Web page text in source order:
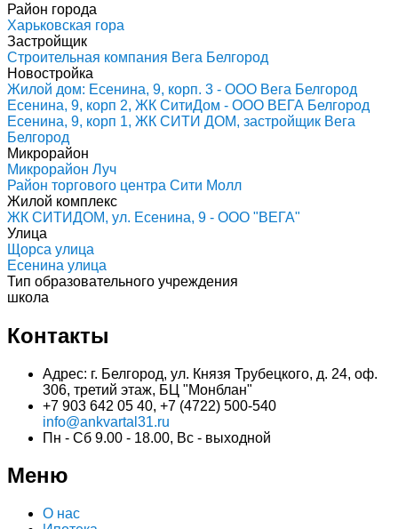
Район города
Харьковская гора
Застройщик
Строительная компания Вега Белгород
Новостройка
Жилой дом: Есенина, 9, корп. 3 - ООО Вега Белгород
Есенина, 9, корп 2, ЖК СитиДом - ООО ВЕГА Белгород
Есенина, 9, корп 1, ЖК СИТИ ДОМ, застройщик Вега
Белгород
Микрорайон
Микрорайон Луч
Район торгового центра Сити Молл
Жилой комплекс
ЖК СИТИДОМ, ул. Есенина, 9 - ООО "ВЕГА"
Улица
Щорса улица
Есенина улица
Тип образовательного учреждения
школа
Контакты
Адрес: г. Белгород, ул. Князя Трубецкого, д. 24, оф.
306, третий этаж, БЦ "Монблан"
+7 903 642 05 40, +7 (4722) 500-540
info@ankvartal31.ru
Пн - Сб 9.00 - 18.00, Вс - выходной
Меню
О нас